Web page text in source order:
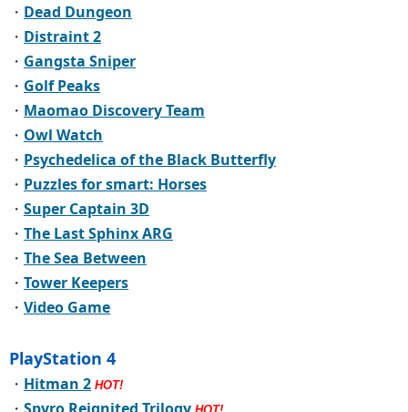
・ Dead Dungeon
・ Distraint 2
・ Gangsta Sniper
・ Golf Peaks
・ Maomao Discovery Team
・ Owl Watch
・ Psychedelica of the Black Butterfly
・ Puzzles for smart: Horses
・ Super Captain 3D
・ The Last Sphinx ARG
・ The Sea Between
・ Tower Keepers
・ Video Game
PlayStation 4
・ Hitman 2 HOT!